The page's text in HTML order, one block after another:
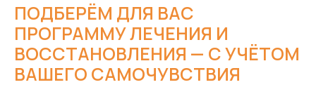
ПОДБЕРЁМ ДЛЯ ВАС
ПРОГРАММУ ЛЕЧЕНИЯ И
ВОССТАНОВЛЕНИЯ — С УЧЁТОМ
ВАШЕГО САМОЧУВСТВИЯ